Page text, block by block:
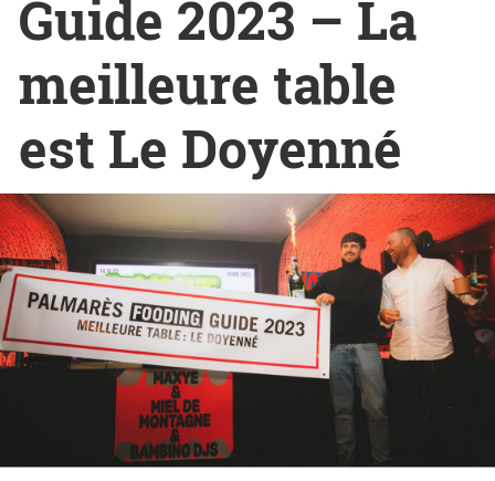
Guide 2023 – La
meilleure table
est Le Doyenné